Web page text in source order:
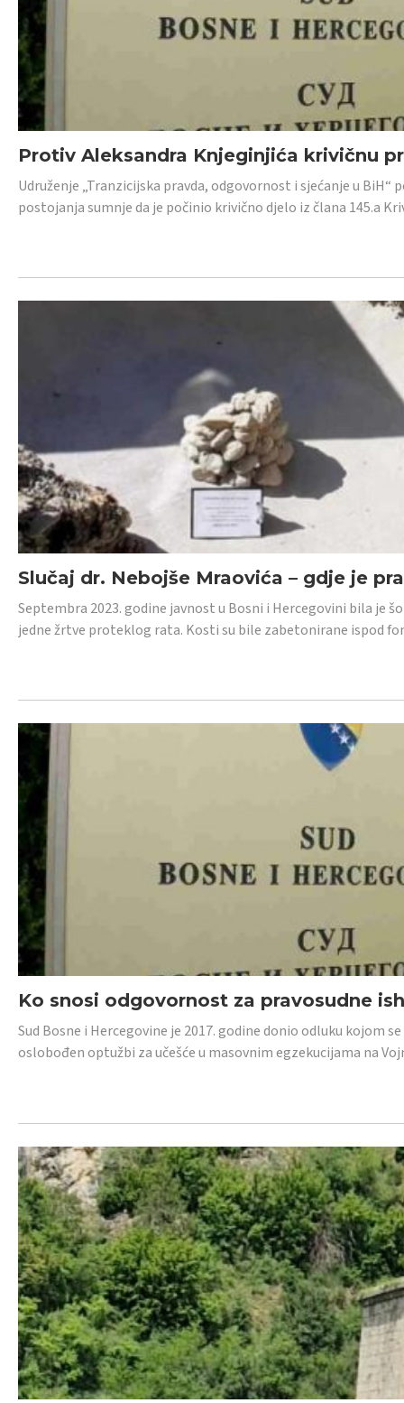
Protiv Aleksandra Knjeginjića krivičnu
Udruženje „Tranzicijska pravda, odgovornost i sjećanje u
postojanja sumnje da je počinio krivično djelo iz člana 145.a
Slučaj dr. Nebojše Mraovića – gdje je
Septembra 2023. godine javnost u Bosni i Hercegovini bila je
jedne žrtve proteklog rata. Kosti su bile zabetonirane ispod
Ko snosi odgovornost za pravosudne
Sud Bosne i Hercegovine je 2017. godine donio odluku kojom
oslobođen optužbi za učešće u masovnim egzekucijama na